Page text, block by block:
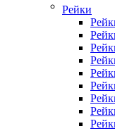
Рейки